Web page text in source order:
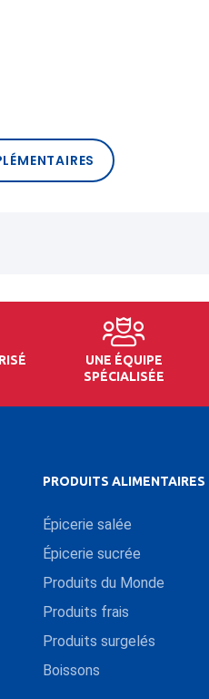
UNE ÉQUIPE
SPÉCIALISÉE
PRODUITS ALIMENTAIRES
Épicerie salée
Épicerie sucrée
Produits du Monde
Produits frais
Produits surgelés
Boissons